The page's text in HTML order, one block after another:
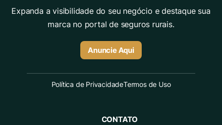
Expanda a visibilidade do seu negócio e destaque sua
marca no portal de seguros rurais.
Anuncie Aqui
Política de PrivacidadeTermos de Uso
CONTATO